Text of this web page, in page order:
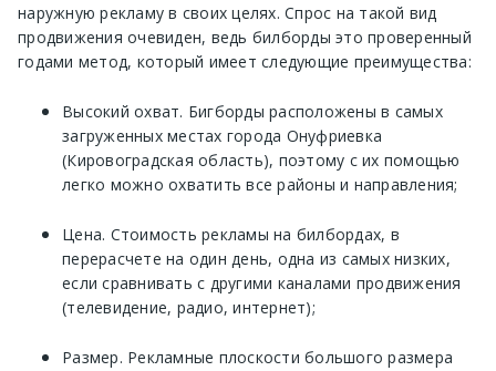
наружную рекламу в своих целях. Спрос на такой вид
продвижения очевиден, ведь билборды это проверенный
годами метод, который имеет следующие преимущества:
Высокий охват. Бигборды расположены в самых
загруженных местах города Онуфриевка
(Кировоградская область), поэтому с их помощью
легко можно охватить все районы и направления;
Цена. Стоимость рекламы на билбордах, в
перерасчете на один день, одна из самых низких,
если сравнивать с другими каналами продвижения
(телевидение, радио, интернет);
Размер. Рекламные плоскости большого размера